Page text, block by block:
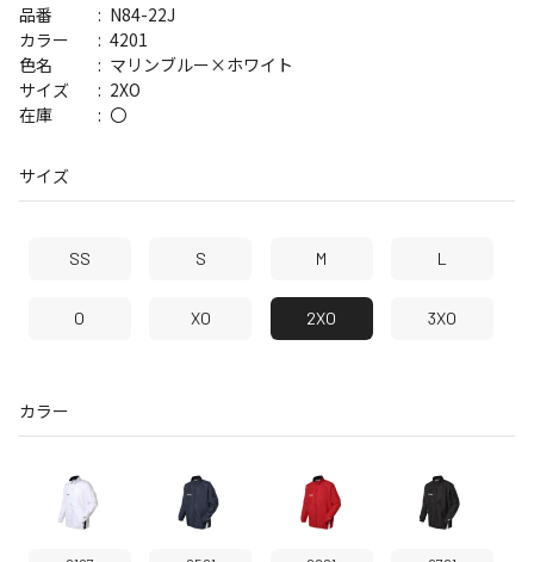
品番 N84-22J
サイズ 2XO
カラー 4201
在庫 〇
色名 マリンブルー×ホワイト
サイズ
SS S M L
O XO 2XO 3XO
カラー